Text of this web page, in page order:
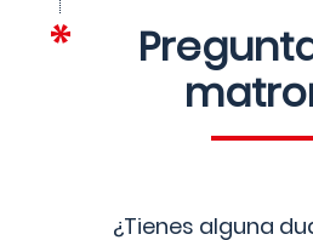
¿Tienes alguna